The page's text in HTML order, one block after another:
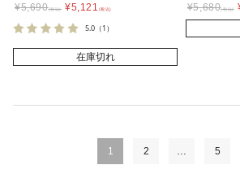
¥5,690 ¥5,121
5.0 （1）
在庫切れ
¥5,680
1 2 5